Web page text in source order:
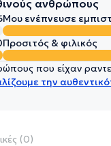
ανθρώπους
Μου ενέπνευσε
Προσιτός & φιλικός
που είχαν
την
(0)